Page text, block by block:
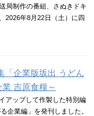
局制作の番組、さぬきドキ
2026年8月22日（土）に四
「企業版坂出 うどん
吉原食糧～
アップして作製した特別編
企業編」を発刊しました。